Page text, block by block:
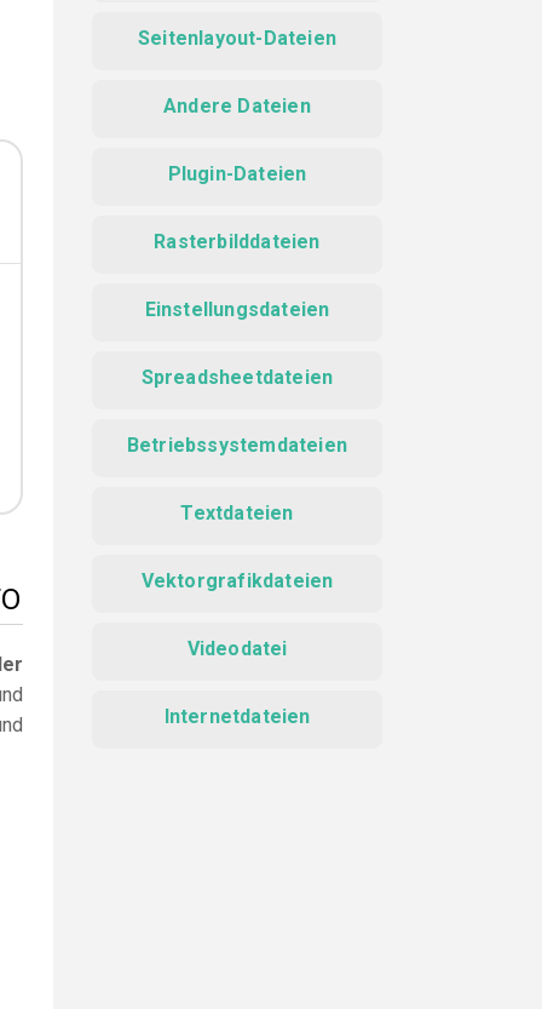
Seitenlayout-Dateien
Andere Dateien
Plugin-Dateien
Rasterbilddateien
Einstellungsdateien
Spreadsheetdateien
Betriebssystemdateien
Textdateien
Vektorgrafikdateien
Videodatei
Internetdateien